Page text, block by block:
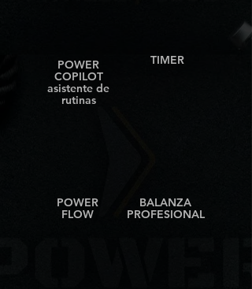
POWER
COPILOT
asistente de
rutinas
TIMER
POWER
FLOW
BALANZA
PROFESIONAL